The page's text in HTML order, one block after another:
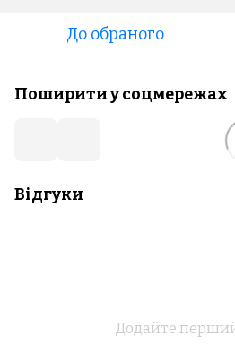
До обраного
Поширити у соцмережах
Відгуки
Додайте перший